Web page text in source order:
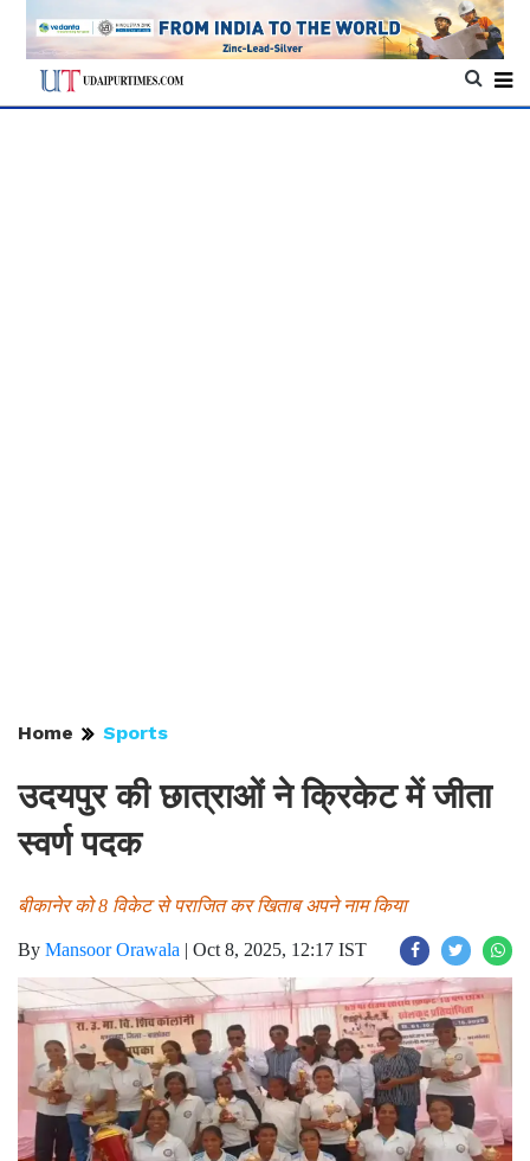
Home Sports
उदयपुर की छात्राओं ने क्रिकेट में जीता
स्वर्ण पदक
बीकानेर को 8 विकेट से पराजित कर खिताब अपने नाम किया
By Mansoor Orawala | Oct 8, 2025, 12:17 IST